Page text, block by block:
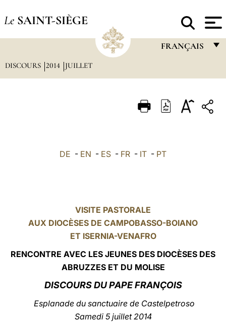
Le SAINT-SIÈGE
FRANÇAIS
ITALIANO
中文
DISCOURS 2014 JUILLET
DE - EN - ES - FR - IT - PT
VISITE PASTORALE
AUX DIOCÈSES DE CAMPOBASSO-BOIANO
ET ISERNIA-VENAFRO
RENCONTRE AVEC LES JEUNES DES DIOCÈSES DES
ABRUZZES ET DU MOLISE
DISCOURS DU PAPE FRANÇOIS
Esplanadedu sanctuaire de Castelpetroso
Samedi 5 juillet 2014